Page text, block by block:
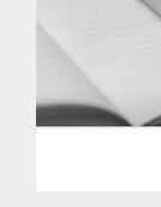
conteúdo
BLOG